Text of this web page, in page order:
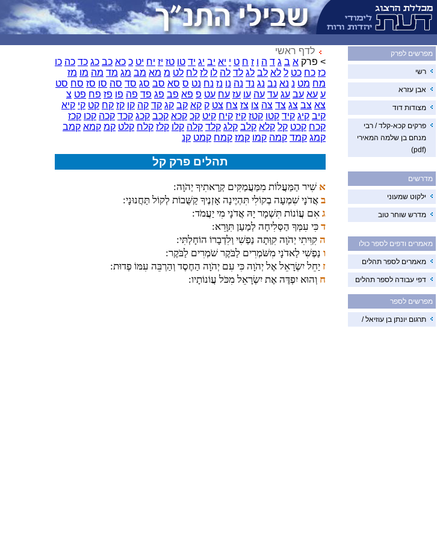
מפרשים לפרק
רשי
אבן עזרא
מצודות דוד
פרקים קכא-קלד / רבי
מנחם בן שלמה המאירי
(pdf)
מדרשים
ילקוט שמעוני
מדרש שוחר טוב
מאמרים ודפים לספר כולו
מאמרים לספר תהלים
דפי עבודה לספר תהלים
מפרשים לספר
תרגום יונתן בן עוזיאל /
לדף ראשי
> פרק א ב ג ד ה ו ז ח ט י יא יב יג יד טו טז יז יח יט כ כא כב כג כד כה כו
כז כח כט ל לא לב לג לד לה לו לז לח לט מ מא מב מג מד מה מו מז
מח מט נ נא נב נג נד נה נו נז נח נט ס סא סב סג סד סה סו סז סח סט
ע עא עב עג עד עה עו עז עח עט פ פא פב פג פד פה פו פז פח פט צ
צא צב צג צד צה צו צז צח צט ק קא קב קג קד קה קו קז קח קט קי קיא
קיב קיג קיד קטו קטז קיז קיח קיט קכ קכא קכב קכג קכד קכה קכו קכז
קכח קכט קל קלא קלב קלג קלד קלה קלו קלז קלח קלט קמ קמא קמב
קמג קמד קמה קמו קמז קמח קמט קנ
תהלים פרק קל
א שִׁיר הַמַּעֲלוֹת מִמַּעֲמַקִּים קְרָאתִיךָ יְהֹוָה:
ב אֲדֹנָי שִׁמְעָה בְקוֹלִי תִּהְיֶינָה אָזְנֶיךָ קַשֻּׁבוֹת לְקוֹל תַּחֲנוּנָי:
ג אִם עֲוֹנוֹת תִּשְׁמָר יָהּ אֲדֹנָי מִי יַעֲמֹד:
ד כִּי עִמְּךָ הַסְּלִיחָה לְמַעַן תִּוָּרֵא:
ה קִוִּיתִי יְהֹוָה קִוְּתָה נַפְשִׁי וְלִדְבָרוֹ הוֹחָלְתִּי:
ו נַפְשִׁי לַאדֹנָי מִשֹּׁמְרִים לַבֹּקֶר שֹׁמְרִים לַבֹּקֶר:
ז יַחֵל יִשְׂרָאֵל אֶל יְהֹוָה כִּי עִם יְהֹוָה הַחֶסֶד וְהַרְבֵּה עִמּוֹ פְדוּת:
ח וְהוּא יִפְדֶּה אֶת יִשְׂרָאֵל מִכֹּל עֲוֹנוֹתָיו: